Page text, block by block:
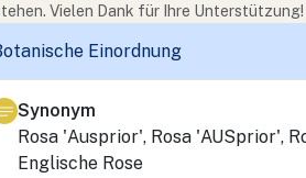
Vielen Dank für Ihre Unterstützung!
Einordnung
Synonym
Rosa 'Ausprior', Rosa 'AUSprior',
Englische Rose